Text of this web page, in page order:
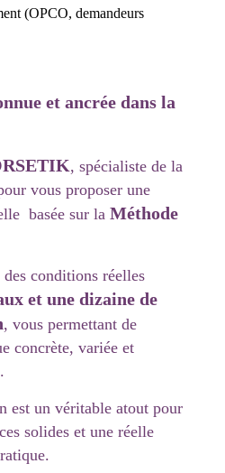
(OPCO, demandeurs
et ancrée dans la
, spécialiste de la
vous proposer une
basée sur la Méthode
conditions réelles
et une dizaine de
, vous permettant de
concrète, variée et
est un véritable atout pour
solides et une réelle